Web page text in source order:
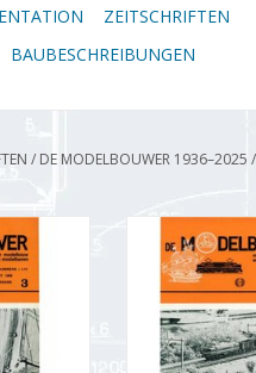
ZEITSCHRIFTEN
BAUBESCHREIBUNGEN
/ DE MODELBOUWER 1936–2025 /
De
Jahrgang "De
Ausgabe :
ZUM